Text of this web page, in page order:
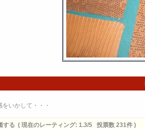
いかして・・・
する ( 現在のレーティング: 1.3/5 投票数 231件 )